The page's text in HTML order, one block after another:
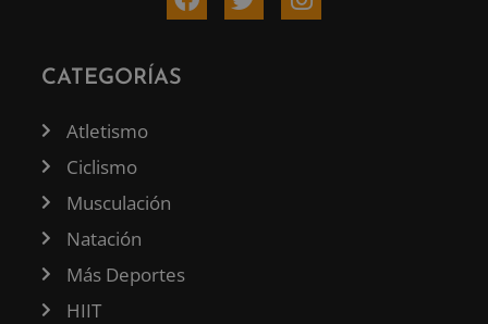
CATEGORÍAS
Atletismo
Ciclismo
Musculación
Natación
Más Deportes
HIIT